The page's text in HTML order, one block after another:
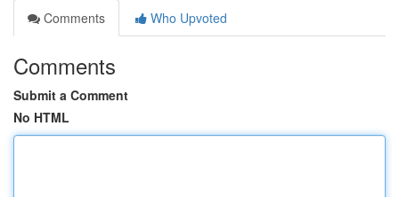
Comments
Who Upvoted
Comments
Submit a Comment
No HTML